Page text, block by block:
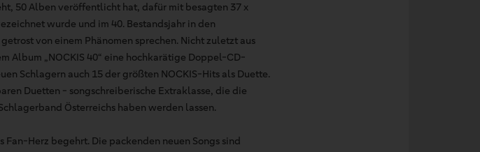
50 Alben veröffentlicht hat, dafür mit besagten 37 x
wurde und im 40. Bestandsjahr in den
von einem Phänomen sprechen. Nicht zuletzt aus
Album „NOCKIS 40“ eine hochkarätige Doppel-CD-
Schlagern auch 15 der größten NOCKIS-Hits als Duette.
Duetten - songschreiberische Extraklasse, die die
Österreichs haben werden lassen.
Herz begehrt. Die packenden neuen Songs sind